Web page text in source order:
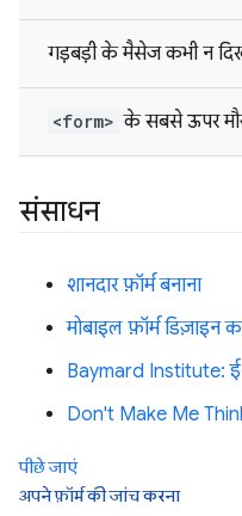
गड़बड़ी के मैसेज कभी न
<form> के सबसे ऊपर
संसाधन
शानदार फ़ॉर्म बनाना
मोबाइल फ़ॉर्म
Baymard Institute: ई-
Don't Make Me
पीछे जाएं
अपने फ़ॉर्म की जांच करना